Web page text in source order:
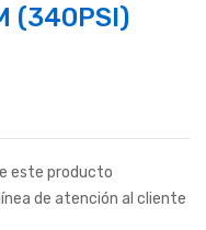
(340PSI)
este producto
de atención al cliente